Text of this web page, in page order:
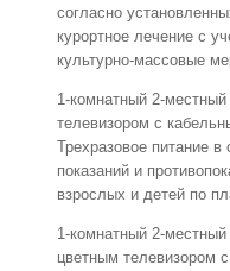
согласно
курортное лечение с
культурно-массовые
1-комнатный 2-
телевизором с
Трехразовое питание
показаний и
взрослых и детей по
1-комнатный 2-
цветным телевизором